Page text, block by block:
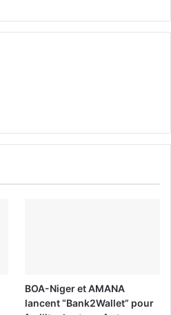
BOA-Niger et AMANA
lancent “Bank2Wallet” pour